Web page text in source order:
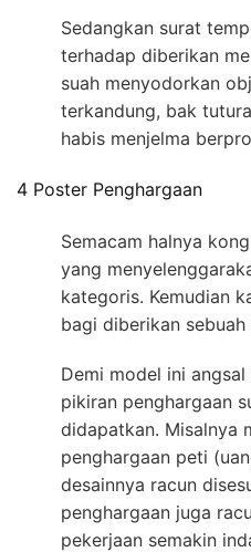
Sedangkan surat
terhadap diberikan
suah menyodorkan
terkandung, bak
habis menjelma
4 Poster Penghargaan
Semacam halnya
yang
kategoris. Kemudian
bagi diberikan sebuah
Demi model ini
pikiran penghargaan
didapatkan. Misalnya
penghargaan peti
desainnya racun
penghargaan juga
pekerjaan semakin